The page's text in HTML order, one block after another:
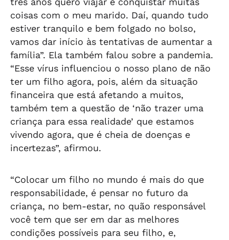
coisas com o meu marido. Daí, quando tudo
estiver tranquilo e bem folgado no bolso,
vamos dar início às tentativas de aumentar a
família”. Ela também falou sobre a pandemia.
“Esse vírus influenciou o nosso plano de não
ter um filho agora, pois, além da situação
financeira que está afetando a muitos,
também tem a questão de ‘não trazer uma
criança para essa realidade’ que estamos
vivendo agora, que é cheia de doenças e
incertezas”, afirmou.
“Colocar um filho no mundo é mais do que
responsabilidade, é pensar no futuro da
criança, no bem-estar, no quão responsável
você tem que ser em dar as melhores
condições possíveis para seu filho, e,